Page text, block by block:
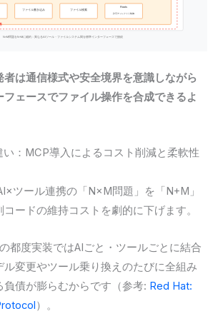
者は通信様式や安全境界を意識しながら
フェースでファイル操作を合成できるよ
い：MCP導入によるコスト削減と柔軟性
ツール連携の「N×M問題」を「N+M」
ードの維持コストを劇的に下げます。
都度実装ではAIごと・ツールごとに結合
ル変更やツール乗り換えのたびに全組み
負債が膨らむからです（参考: Red Hat:
）。